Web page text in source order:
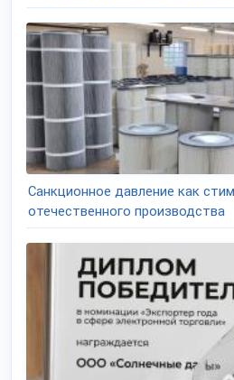
Санкционное давление как
отечественного производства